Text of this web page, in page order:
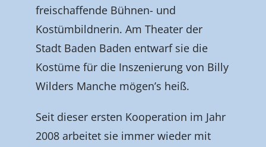
freischaffende Bühnen- und
Kostümbildnerin. Am Theater der
Stadt Baden Baden entwarf sie die
Kostüme für die Inszenierung von Billy
Wilders Manche mögen’s heiß.
Seit dieser ersten Kooperation im Jahr
2008 arbeitet sie immer wieder mit